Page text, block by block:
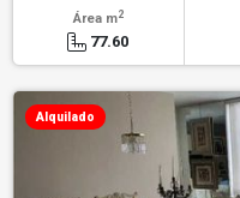
Área m2
77.60
Alquilado